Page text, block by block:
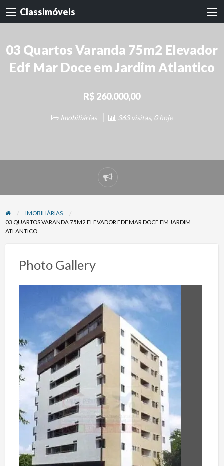
Classimóveis
03 Quartos Varanda 75m2 Elevador
Edf Mar Doce em Jardim Atlantico
R$ 260.000,00
Imobiliárias 363 visitas, 0 hoje
Denunciar
problema
IMOBILIÁRIAS
03 QUARTOS VARANDA 75M2 ELEVADOR EDF MAR DOCE EM JARDIM
ATLANTICO
Photo Gallery